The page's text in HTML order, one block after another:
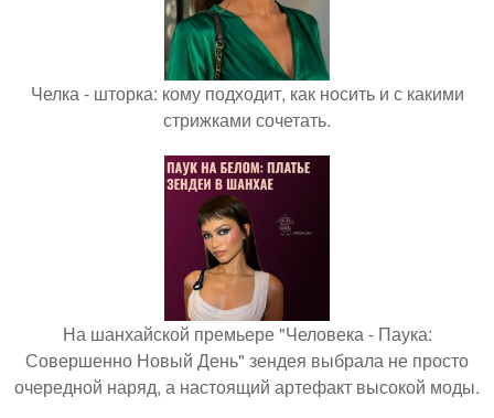
Челка - шторка: кому подходит, как носить и с какими
стрижками сочетать.
На шанхайской премьере "Человека - Паука:
Совершенно Новый День" зендея выбрала не просто
очередной наряд, а настоящий артефакт высокой моды.